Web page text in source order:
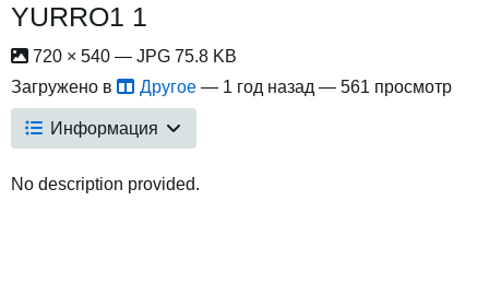
YURRO1 1
720 × 540 — JPG 75.8 KB
Загружено в
Другое — 1 год назад — 561 просмотр
Информация
No description provided.